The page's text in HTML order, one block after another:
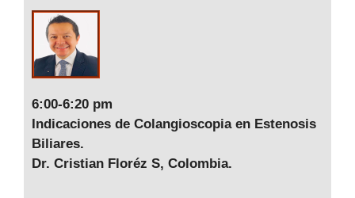
6:00-6:20 pm
Indicaciones de Colangioscopia en Estenosis
Biliares.
Dr. Cristian Floréz S, Colombia.